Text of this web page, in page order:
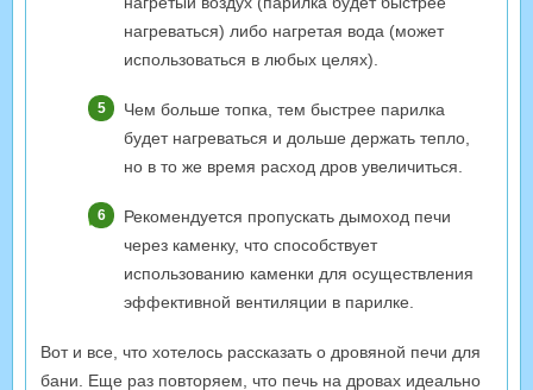
нагреваться) либо нагретая вода (может
использоваться в любых целях).
Чем больше топка, тем быстрее парилка
будет нагреваться и дольше держать тепло,
но в то же время расход дров увеличиться.
Рекомендуется пропускать дымоход печи
через каменку, что способствует
использованию каменки для осуществления
эффективной вентиляции в парилке.
Вот и все, что хотелось рассказать о дровяной печи для
бани. Еще раз повторяем, что печь на дровах идеально